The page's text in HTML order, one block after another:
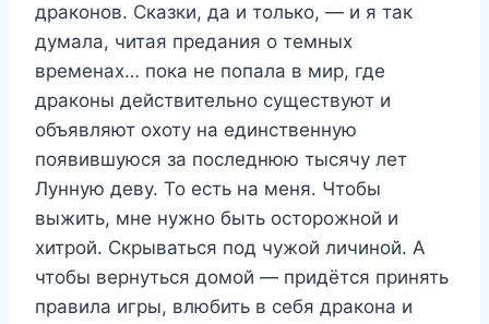
драконов. Сказки, да и только, — и я так
думала, читая предания о темных
временах… пока не попала в мир, где
драконы действительно существуют и
объявляют охоту на единственную
появившуюся за последнюю тысячу лет
Лунную деву. То есть на меня. Чтобы
выжить, мне нужно быть осторожной и
хитрой. Скрываться под чужой личиной. А
чтобы вернуться домой — придётся принять
правила игры, влюбить в себя дракона и